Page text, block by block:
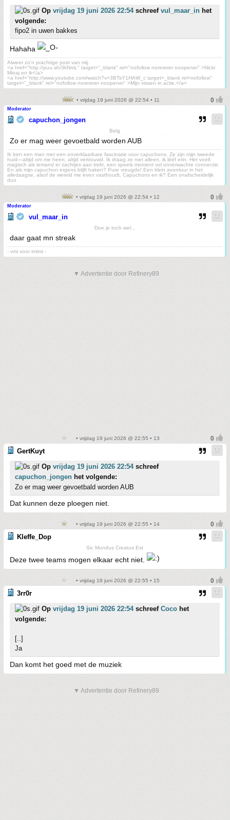
Op vrijdag 19 juni 2026 22:54schreef vul_maar_in het
volgende:
fipo2 in uwen bakkes
Hahaha
Alweer zo'n prachtige post van mij.
<a href="http://puu.sh/3kNmL" target="_blank" rel="nofollow norererer noopener" >Nicki
Minaj en ik</a>
<a href="http://www.youtube.com/watch?v=3BTsY1HAW_c target=_blank rel=nofollow"
target="_blank" rel="nofollow norererer noopener" >Mijn vissen in actie.</a>
• vrijdag 19 juni 2026 @ 22:54 • 11
Moderator
capuchon_jongen
Belg
Zo er mag weer gevoetbald worden AUB
Ik ben een man met een onverklaarbare fascinatie voor capuchons. Ze zijn mijn tweede
huid—altijd om me heen, altijd vertrouwd. Ik draag ze niet alleen, ik lééf erin. Het voelt
magisch als iemand er zachtjes aan trekt, een speels moment vol onverwachte connectie.
En als mijn capuchon ergens blijft haken? Pure vreugde! Een klein avontuur in het
alledaagse, alsof de wereld me even vasthoudt. Capuchons en ik? Een onafscheidelijk
duo
• vrijdag 19 juni 2026 @ 22:54 • 12
Moderator
vul_maar_in
Doe je toch wel...
daar gaat mn streak
- vmi voor intimi -
▼ Advertentie door Refinery89
• vrijdag 19 juni 2026 @ 22:55 • 13
GertKuyt
Op vrijdag 19 juni 2026 22:54schreef
capuchon_jongen het volgende:
Zo er mag weer gevoetbald worden AUB
Dat kunnen deze ploegen niet.
• vrijdag 19 juni 2026 @ 22:55 • 14
Kleffe_Dop
Sic Mundus Creatus Est
Deze twee teams mogen elkaar echt niet.
• vrijdag 19 juni 2026 @ 22:55 • 15
3rr0r
Op vrijdag 19 juni 2026 22:54schreef Coco het
volgende:
[..]
Ja
Dan komt het goed met de muziek
▼ Advertentie door Refinery89